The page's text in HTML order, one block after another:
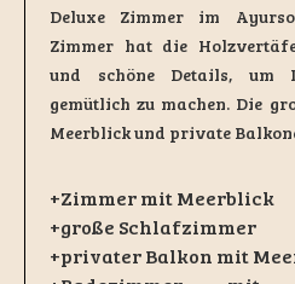
Deluxe Zimmer im
Zimmer hat die
und schöne Details, um
gemütlich zu machen. Die
Meerblick und private
+Zimmer mit Meerblick
+große Schlafzimmer
+privater Balkon mit